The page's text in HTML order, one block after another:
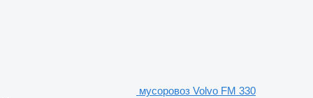
мусоровоз Volvo FM 330